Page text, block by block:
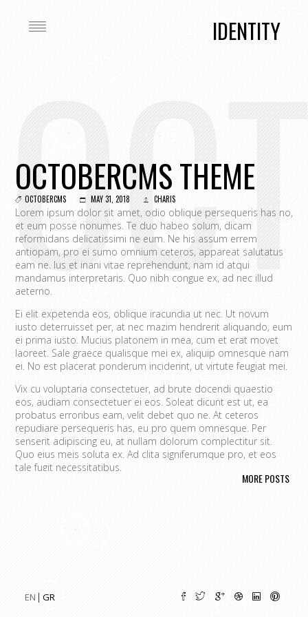
IDENTITY
EN GR
OCTOBERCMS THEME
OCTOBERCMS MAY 31, 2018 CHARIS
Lorem ipsum dolor sit amet, odio oblique persequeris has no,
et eum posse nonumes. Te duo habeo solum, dicam
reformidans delicatissimi ne eum. Ne his assum errem
antiopam, pro ei sumo omnium ceteros, appareat salutatus
eam ne. Ius et inani vitae reprehendunt, nam id atqui
mandamus interpretaris. Quo nibh congue ex, ad nec illud
aeterno.
Ei elit expetenda eos, oblique iracundia ut nec. Ut novum
iusto deterruisset per, at nec mazim hendrerit aliquando, eum
ei prima iusto. Mucius platonem in mea, cum et erat movet
laoreet. Sale graece qualisque mei ex, aliquip omnesque nam
ei. No est placerat ponderum inciderint, ut virtute feugiat mei.
Vix cu voluptaria consectetuer, ad brute docendi quaestio
eos, audiam consectetuer ei eos. Soleat dicunt est ut, ea
probatus erroribus eam, velit debet quo ne. At ceteros
repudiare persequeris has, eu pro quem omnesque. Per
senserit adipiscing eu, at nullam dolorum complectitur sit.
Quo eius meis soluta ex. Ad clita signiferumque pro, et eos
tale fugit necessitatibus.
nullam placerat ne pri. Vix ea convenire iracundia abhorreant.
MORE POSTS